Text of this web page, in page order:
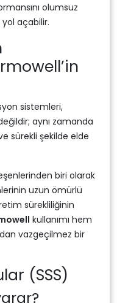
olumsuz
yol açabilir.
sistemleri,
aynı zamanda
sürekli şekilde elde
biri olarak
uzun ömürlü
sürekliliğinin
kullanımı hem
vazgeçilmez bir
(SSS)